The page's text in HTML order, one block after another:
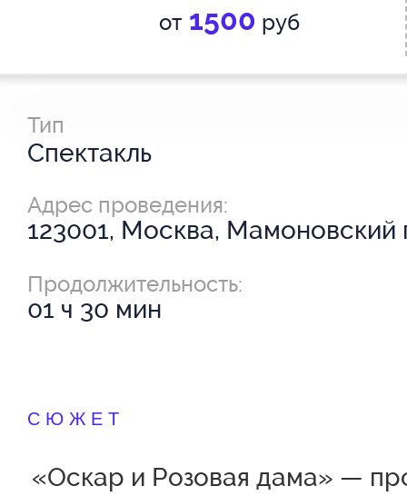
от 1500 руб
Тип
Спектакль
Адрес проведения:
123001, Москва, Мамоновский
Продолжительность:
01 ч 30 мин
СЮЖЕТ
«Оскар и Розовая дама» —